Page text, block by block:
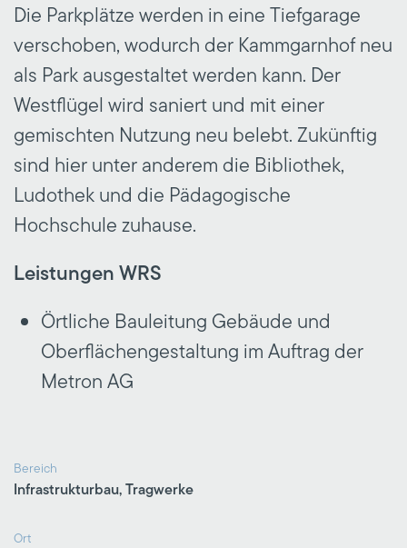
Die Parkplätze werden in eine Tiefgarage
verschoben, wodurch der Kammgarnhof neu
als Park ausgestaltet werden kann. Der
Westflügel wird saniert und mit einer
gemischten Nutzung neu belebt. Zukünftig
sind hier unter anderem die Bibliothek,
Ludothek und die Pädagogische
Hochschule zuhause.
Leistungen WRS
Örtliche Bauleitung Gebäude und
Oberflächengestaltung im Auftrag der
Metron AG
Bereich
Infrastrukturbau, Tragwerke
Ort